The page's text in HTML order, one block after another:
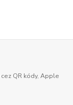
QR kódy, Apple